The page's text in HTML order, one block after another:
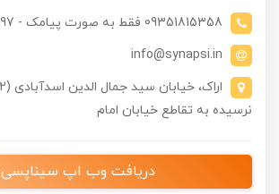
09351815358 فقط به صورت پیامک - 08632241297
info@synapsi.in
نرسیده به تقاطع خیابان امام
دریافت وب اپ سیناپسی